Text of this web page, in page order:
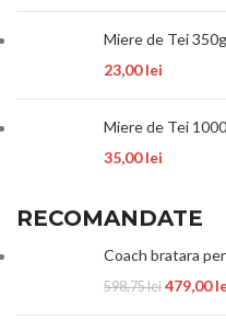
Miere de Tei 350g
23,00lei
Miere de Tei
35,00lei
RECOMANDATE
Coach bratara
598,75lei 479,00